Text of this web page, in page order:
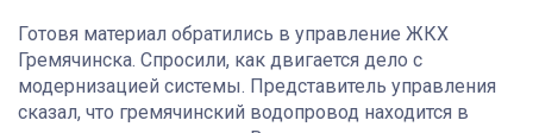
Готовя материал обратились в управление ЖКХ
Гремячинска. Спросили, как двигается дело с
модернизацией системы. Представитель управления
сказал, что гремячинский водопровод находится в